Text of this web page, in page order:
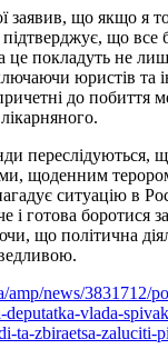
заявив, що якщо я
що все
це покладуть не
юристів та
до побиття
переслідуються,
щоденним
ситуацію в
і готова боротися
що політична
amp/news/3831712/
vlada-
ta-zbiraetsa-zaluciti-